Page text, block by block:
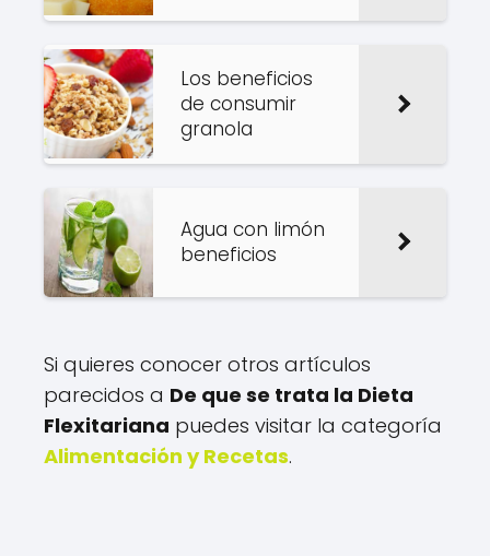
Los beneficios
de consumir
granola
Agua con limón
beneficios
Si quieres conocer otros artículos
parecidos a De que se trata la Dieta
Flexitariana puedes visitar la categoría
Alimentación y Recetas.